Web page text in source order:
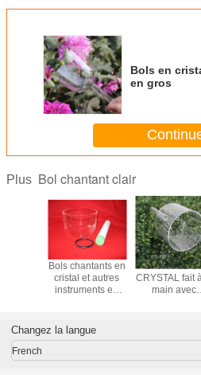
Bols en
en gros
Plus Bol chantant clair
Bols chantants en
cristal et autres
instruments en
CHAUFLE
CRYSTAL fait
main avec
Chine
Changez la langue
French